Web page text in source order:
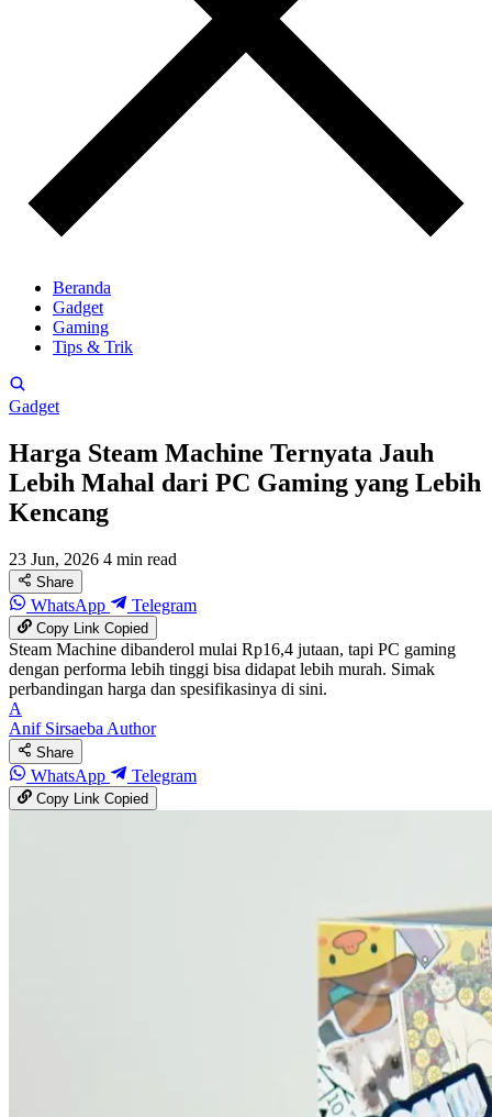
Beranda
Gadget
Gaming
Tips & Trik
Gadget
Harga Steam Machine Ternyata Jauh
Lebih Mahal dari PC Gaming yang Lebih
Kencang
23 Jun, 2026 4 min read
Share
WhatsApp Telegram
Copy LinkCopied
Steam Machine dibanderol mulai Rp16,4 jutaan, tapi PC gaming
dengan performa lebih tinggi bisa didapat lebih murah. Simak
perbandingan harga dan spesifikasinya di sini.
A
Anif SirsaebaAuthor
Share
WhatsApp Telegram
Copy LinkCopied